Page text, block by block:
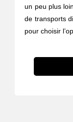
un peu plus
de transports
pour choisir